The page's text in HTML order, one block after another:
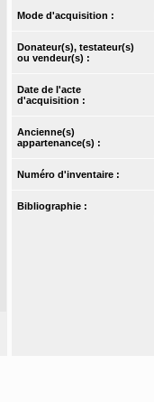
Mode d'acquisition :
Donateur(s), testateur(s)
ou vendeur(s) :
Date de l'acte
d'acquisition :
Ancienne(s)
appartenance(s) :
Numéro d'inventaire :
Bibliographie :